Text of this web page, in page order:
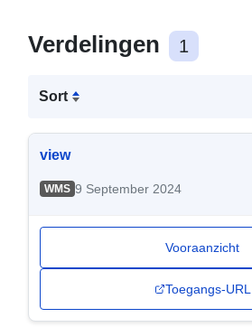
Verdelingen 1
Sort
view
WMS 9 September 2024
Vooraanzicht
Toegangs-URL